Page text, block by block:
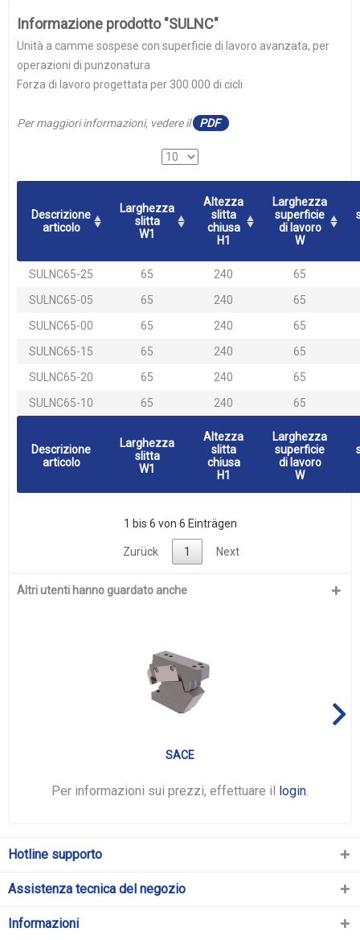
Informazione prodotto "SULNC"
Unità a camme sospese con superficie di lavoro avanzata, per
operazioni di punzonatura
Forza di lavoro progettata per 300.000 di cicli
Per maggiori informazioni, vedere ilPDF
Descrizione
articolo
Larghezza
slitta
W1
Altezza
slitta
chiusa
H1
Larghezza
superficie
di lavoro
W
SULNC65-25 65 240
65
SULNC65-05
65 240
65
SULNC65-00
65 240
65
SULNC65-15
65 240
65
SULNC65-20
65 240
65
SULNC65-10
65 240 65
Descrizione
articolo
Larghezza
slitta
W1
Altezza
slitta
chiusa
H1
Larghezza
superficie
di lavoro
W
1 bis 6 von 6 Einträgen
Zurück 1 Next
Altri utenti hanno guardato anche
SACE
Per informazioni sui prezzi, effettuare il login
Hotline supporto
Assistenza tecnica del negozio
Informazioni